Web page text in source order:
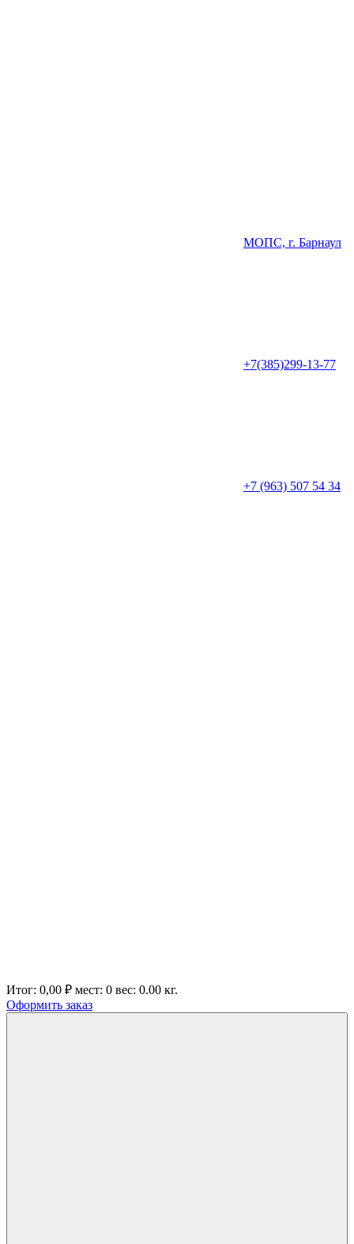
МОПС, г. Барнаул
+7(385)299-13-77
+7 (963) 507 54 34
Итог: 0,00 ₽ мест: 0 вес: 0.00 кг.
Оформить заказ